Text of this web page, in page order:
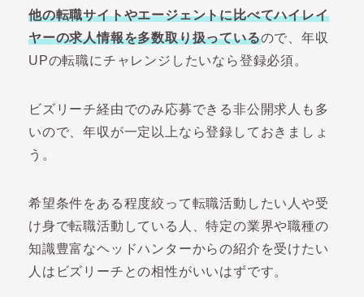
他の転職サイトやエージェントに比べてハイレイ
ヤーの求人情報を多数取り扱っているので、年収
UPの転職にチャレンジしたいなら登録必須。
ビズリーチ経由でのみ応募できる非公開求人も多
いので、年収が一定以上なら登録しておきましょ
う。
希望条件をある程度絞って転職活動したい人や受
け身で転職活動している人、特定の業界や職種の
知識豊富なヘッドハンターからの紹介を受けたい
人はビズリーチとの相性がいいはずです。